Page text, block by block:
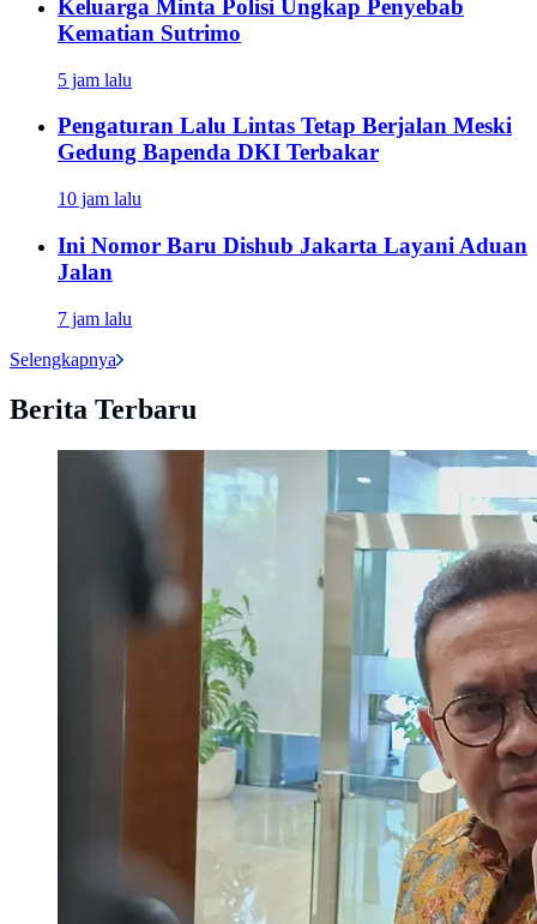
Keluarga Minta Polisi Ungkap Penyebab
Kematian Sutrimo
5 jam lalu
Pengaturan Lalu Lintas Tetap Berjalan Meski
Gedung Bapenda DKI Terbakar
10 jam lalu
Ini Nomor Baru Dishub Jakarta Layani Aduan
Jalan
7 jam lalu
Selengkapnya
Berita Terbaru